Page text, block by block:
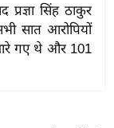
सिंह ठाकुर
सात आरोपियों
गए थे और 101